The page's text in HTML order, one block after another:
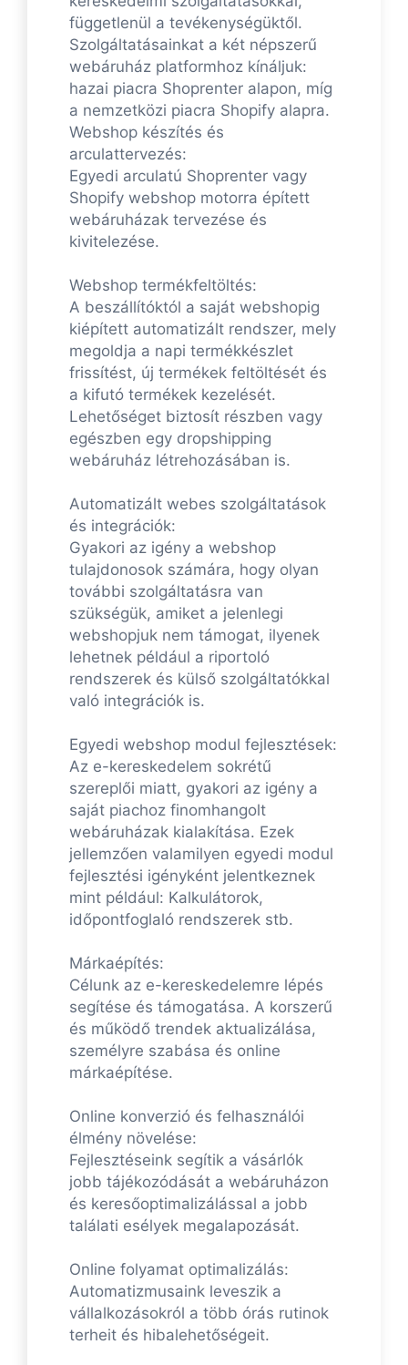
függetlenül a tevékenységüktől.
Szolgáltatásainkat a két népszerű
webáruház platformhoz kínáljuk:
hazai piacra Shoprenter alapon, míg
a nemzetközi piacra Shopify alapra.
Webshop készítés és
arculattervezés:
Egyedi arculatú Shoprenter vagy
Shopify webshop motorra épített
webáruházak tervezése és
kivitelezése.
Webshop termékfeltöltés:
A beszállítóktól a saját webshopig
kiépített automatizált rendszer, mely
megoldja a napi termékkészlet
frissítést, új termékek feltöltését és
a kifutó termékek kezelését.
Lehetőséget biztosít részben vagy
egészben egy dropshipping
webáruház létrehozásában is.
Automatizált webes szolgáltatások
és integrációk:
Gyakori az igény a webshop
tulajdonosok számára, hogy olyan
további szolgáltatásra van
szükségük, amiket a jelenlegi
webshopjuk nem támogat, ilyenek
lehetnek például a riportoló
rendszerek és külső szolgáltatókkal
való integrációk is.
Egyedi webshop modul fejlesztések:
Az e-kereskedelem sokrétű
szereplői miatt, gyakori az igény a
saját piachoz finomhangolt
webáruházak kialakítása. Ezek
jellemzően valamilyen egyedi modul
fejlesztési igényként jelentkeznek
mint például: Kalkulátorok,
időpontfoglaló rendszerek stb.
Márkaépítés:
Célunk az e-kereskedelemre lépés
segítése és támogatása. A korszerű
és működő trendek aktualizálása,
személyre szabása és online
márkaépítése.
Online konverzió és felhasználói
élmény növelése:
Fejlesztéseink segítik a vásárlók
jobb tájékozódását a webáruházon
és keresőoptimalizálással a jobb
találati esélyek megalapozását.
Online folyamat optimalizálás:
Automatizmusaink leveszik a
vállalkozásokról a több órás rutinok
terheit és hibalehetőségeit.